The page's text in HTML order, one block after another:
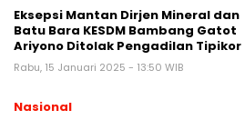
Eksepsi Mantan Dirjen Mineral dan
Batu Bara KESDM Bambang Gatot
Ariyono Ditolak Pengadilan Tipikor
Rabu, 15 Januari 2025 - 13:50 WIB
Nasional